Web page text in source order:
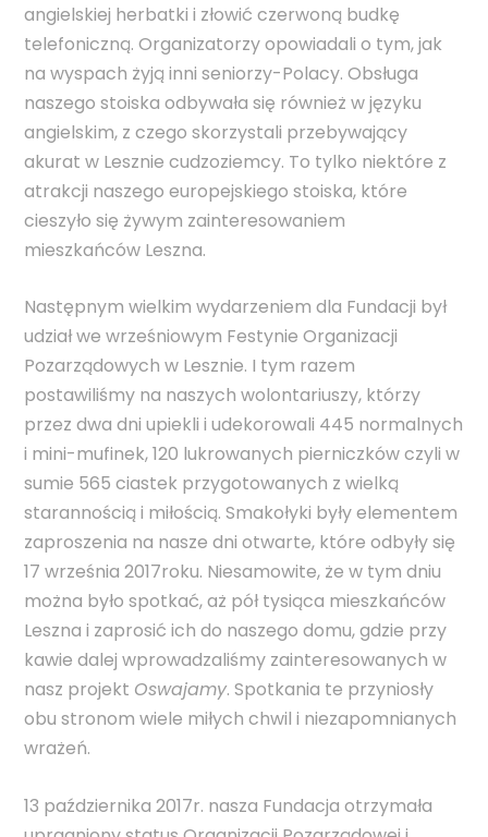
angielskiej herbatki i złowić czerwoną budkę
telefoniczną. Organizatorzy opowiadali o tym, jak
na wyspach żyją inni seniorzy-Polacy. Obsługa
naszego stoiska odbywała się również w języku
angielskim, z czego skorzystali przebywający
akurat w Lesznie cudzoziemcy. To tylko niektóre z
atrakcji naszego europejskiego stoiska, które
cieszyło się żywym zainteresowaniem
mieszkańców Leszna.
Następnym wielkim wydarzeniem dla Fundacji był
udział we wrześniowym Festynie Organizacji
Pozarządowych w Lesznie. I tym razem
postawiliśmy na naszych wolontariuszy, którzy
przez dwa dni upiekli i udekorowali 445 normalnych
i mini-mufinek, 120 lukrowanych pierniczków czyli w
sumie 565 ciastek przygotowanych z wielką
starannością i miłością. Smakołyki były elementem
zaproszenia na nasze dni otwarte, które odbyły się
17 września 2017roku. Niesamowite, że w tym dniu
można było spotkać, aż pół tysiąca mieszkańców
Leszna i zaprosić ich do naszego domu, gdzie przy
kawie dalej wprowadzaliśmy zainteresowanych w
nasz projekt Oswajamy. Spotkania te przyniosły
obu stronom wiele miłych chwil i niezapomnianych
wrażeń.
13 października 2017r. nasza Fundacja otrzymała